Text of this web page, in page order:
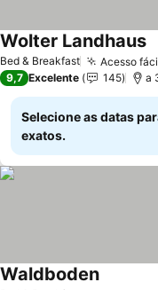
Bed & Breakfast Acesso
Wolter Landhaus
9,7 Excelente 145 a
Selecione as datas
exatos.
Waldboden